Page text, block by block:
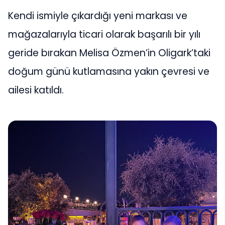
Kendi ismiyle çıkardığı yeni markası ve
mağazalarıyla ticari olarak başarılı bir yılı
geride bırakan Melisa Özmen’in Oligark’taki
doğum günü kutlamasına yakın çevresi ve
ailesi katıldı.